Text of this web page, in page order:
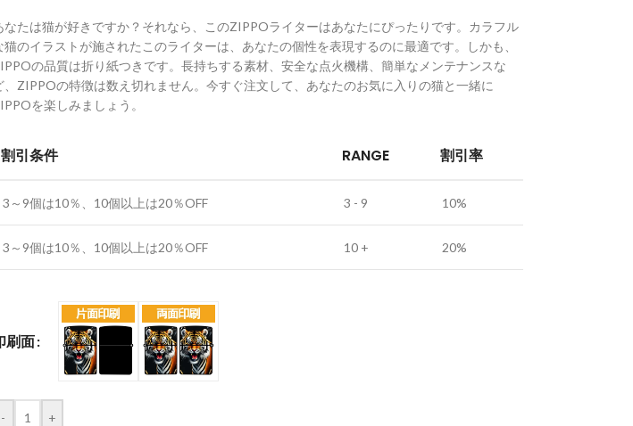
なたは猫が好きですか？それなら、このZIPPOライターはあなたにぴったりです。カラフル
猫のイラストが施されたこのライターは、あなたの個性を表現するのに最適です。しかも、
の品質は折り紙つきです。長持ちする素材、安全な点火機構、簡単なメンテナンスな
、ZIPPOの特徴は数え切れません。今すぐ注文して、あなたのお気に入りの猫と一緒に
を楽しみましょう。
割引条件 RANGE 割引率
3～9個は10％、10個以上は20％OFF 3 - 9 10%
3～9個は10％、10個以上は20％OFF 10 + 20%
刷面
- +